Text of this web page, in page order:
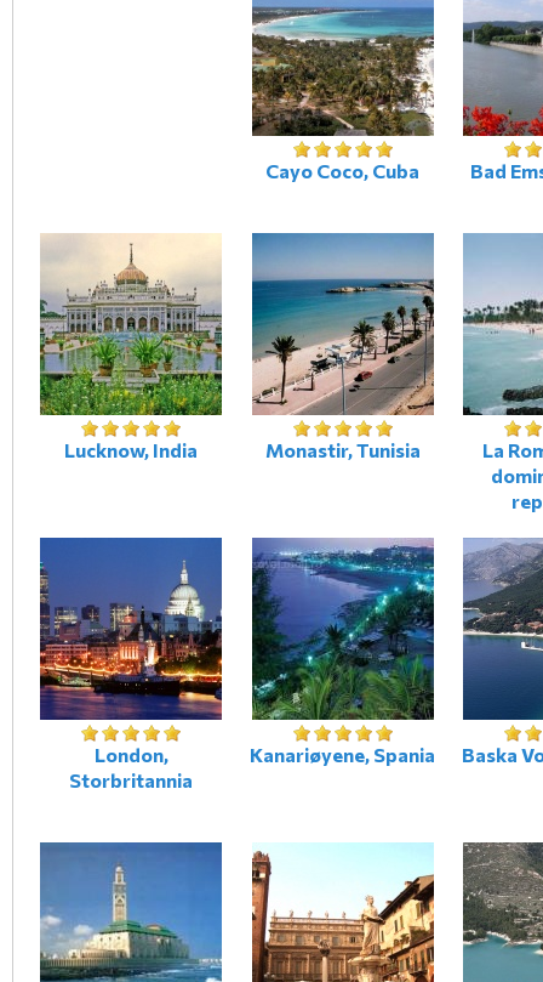
Cayo Coco, Cuba Bad
Lucknow, India Monastir, Tunisia
La
London,
Storbritannia
Kanariøyene, Spania Baska